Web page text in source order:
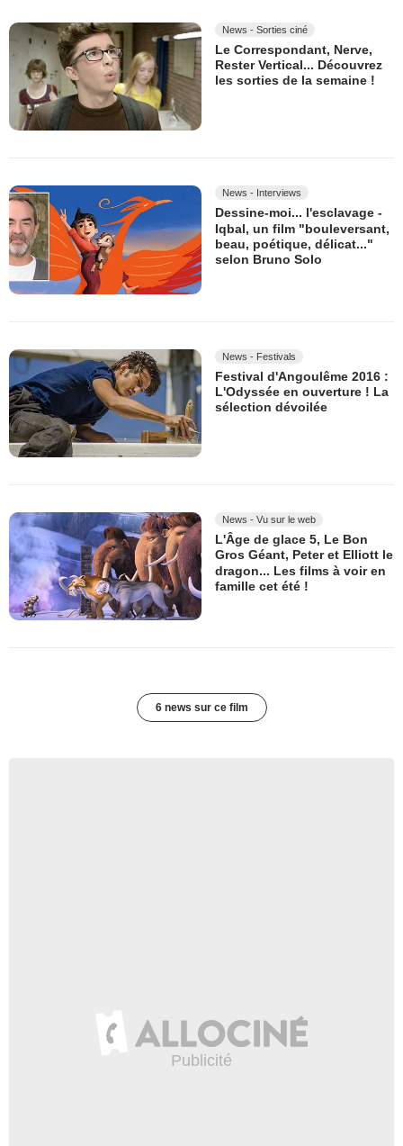
News - Sorties ciné
Le Correspondant, Nerve,
Rester Vertical... Découvrez
les sorties de la semaine !
News - Interviews
Dessine-moi... l'esclavage -
Iqbal, un film "bouleversant,
beau, poétique, délicat..."
selon Bruno Solo
News - Festivals
Festival d'Angoulême 2016 :
L'Odyssée en ouverture ! La
sélection dévoilée
News - Vu sur le web
L'Âge de glace 5, Le Bon
Gros Géant, Peter et Elliott le
dragon... Les films à voir en
famille cet été !
6 news sur ce film